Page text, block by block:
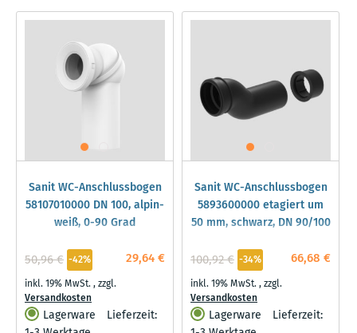
Sanit WC-Anschlussbogen
58107010000 DN 100, alpin-
weiß, 0-90 Grad
29,64 €
50,96 € -42%
inkl. 19% MwSt.,zzgl.
Versandkosten
Lagerware
Lieferzeit:
Sanit WC-Anschlussbogen
5893600000 etagiert um
50 mm, schwarz, DN 90/100
66,68 €
100,92 € -34%
inkl. 19% MwSt.,zzgl.
Versandkosten
Lagerware
Lieferzeit: